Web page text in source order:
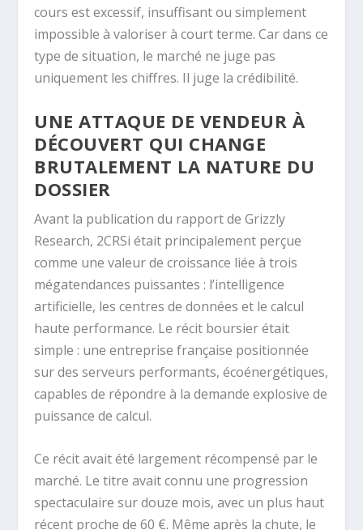
cours est excessif, insuffisant ou simplement
impossible à valoriser à court terme. Car dans ce
type de situation, le marché ne juge pas
uniquement les chiffres. Il juge la crédibilité.
UNE ATTAQUE DE VENDEUR À
DÉCOUVERT QUI CHANGE
BRUTALEMENT LA NATURE DU
DOSSIER
Avant la publication du rapport de Grizzly
Research, 2CRSi était principalement perçue
comme une valeur de croissance liée à trois
mégatendances puissantes : l’intelligence
artificielle, les centres de données et le calcul
haute performance. Le récit boursier était
simple : une entreprise française positionnée
sur des serveurs performants, écoénergétiques,
capables de répondre à la demande explosive de
puissance de calcul.
Ce récit avait été largement récompensé par le
marché. Le titre avait connu une progression
spectaculaire sur douze mois, avec un plus haut
récent proche de 60 €. Même après la chute, le